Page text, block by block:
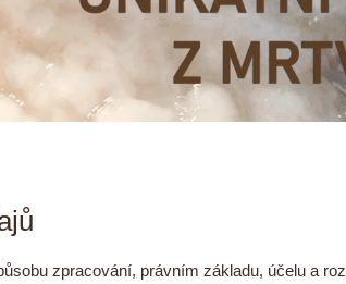
zpracování, právním základu, účelu a